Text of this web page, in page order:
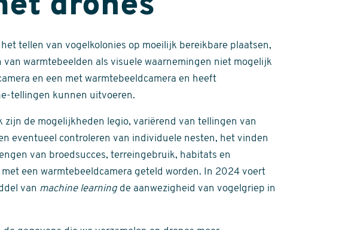
tellen van vogelkolonies op moeilijk bereikbare plaatsen,
warmtebeelden als visuele waarnemingen niet mogelijk
en een met warmtebeeldcamera en heeft
tellingen kunnen uitvoeren.
zijn de mogelijkheden legio, variërend van tellingen van
eventueel controleren van individuele nesten, het vinden
van broedsucces, terreingebruik, habitats en
een warmtebeeldcamera geteld worden. In 2024 voert
van machine learningde aanwezigheid van vogelgriep in